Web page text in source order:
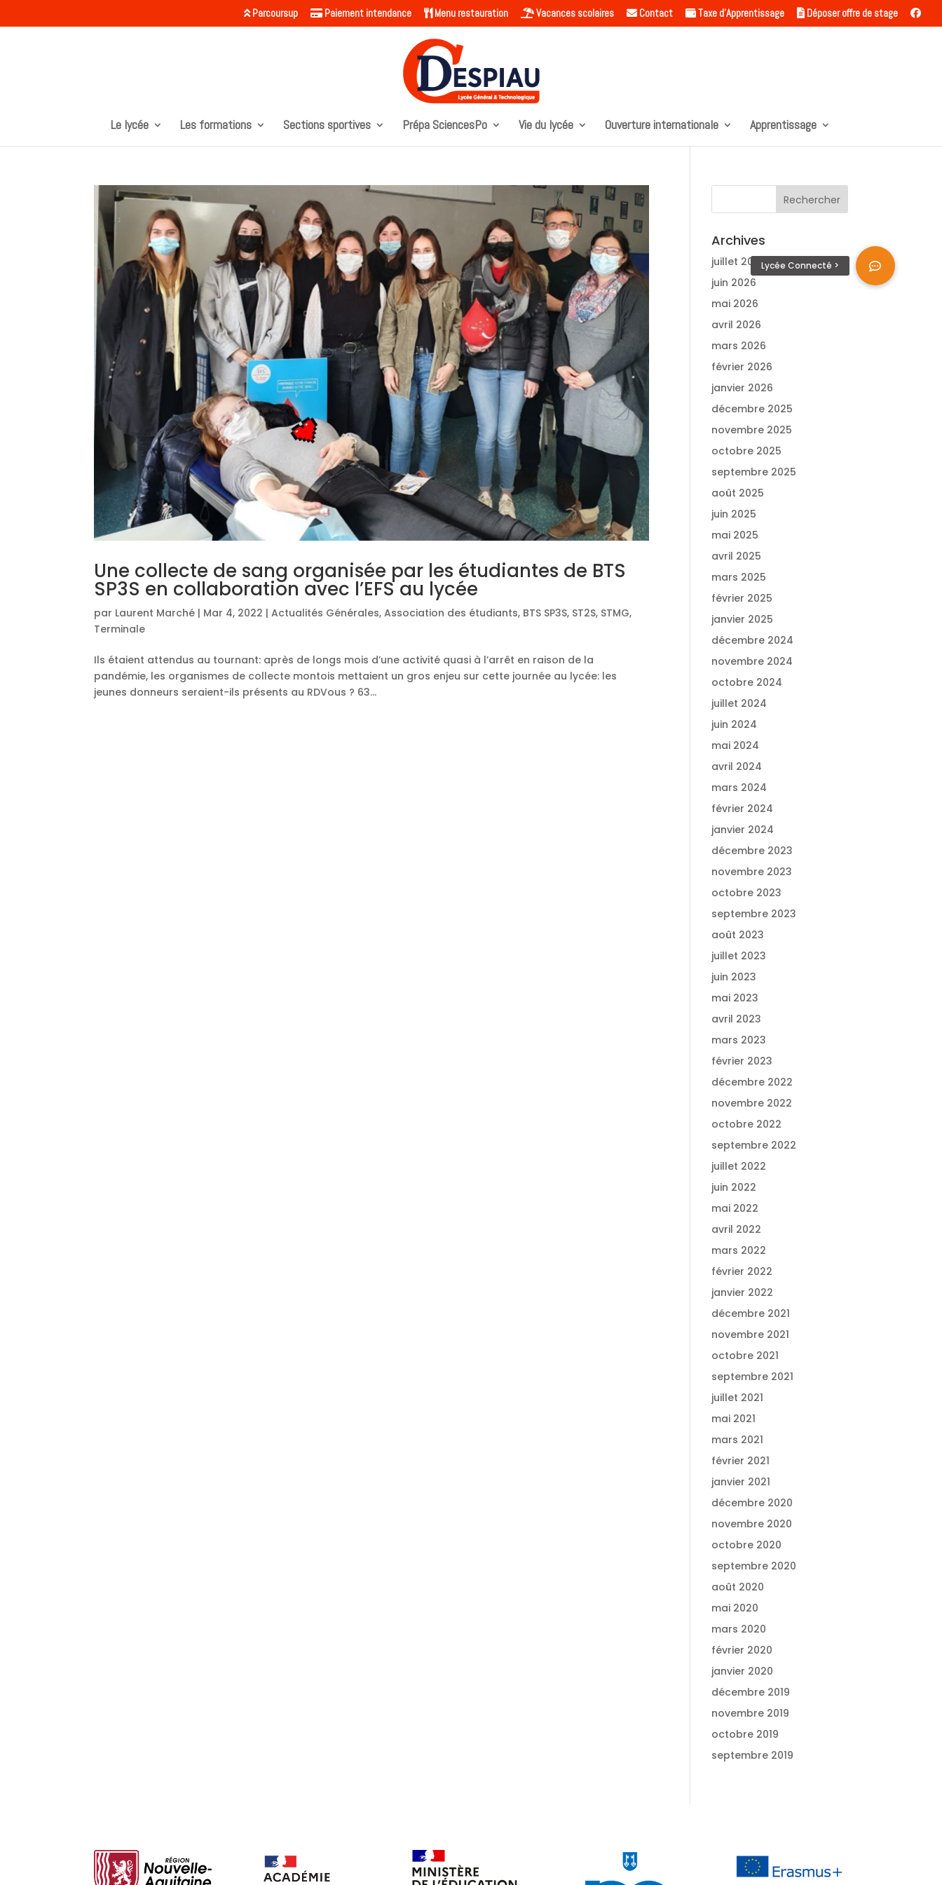
Parcoursup Paiement intendance Menu restauration Vacances scolaires Contact Taxe d’Apprentissage Déposer offre de stage
Le lycée Les formations Sections sportives Prépa SciencesPo Vie du lycée Ouverture internationale Apprentissage
Une collecte de sang organisée par les étudiantes de BTS
SP3S en collaboration avec l’EFS au lycée
par Laurent Marché | Mar 4, 2022 |Actualités Générales,Association des étudiants, BTS SP3S, ST2S, STMG,
Terminale
Ils étaient attendus au tournant: après de longs mois d’une activité quasi à l’arrêt en raison de la
pandémie, les organismes de collecte montois mettaient un gros enjeu sur cette journée au lycée: les
jeunes donneurs seraient-ils présents au RDVous ? 63...
Archives
juillet 2026
juin 2026
mai 2026
avril 2026
mars 2026
février 2026
janvier 2026
décembre 2025
novembre 2025
octobre 2025
septembre 2025
août 2025
juin 2025
mai 2025
avril 2025
mars 2025
février 2025
janvier 2025
décembre 2024
novembre 2024
octobre 2024
juillet 2024
juin 2024
mai 2024
avril 2024
mars 2024
février 2024
janvier 2024
décembre 2023
novembre 2023
octobre 2023
septembre 2023
août 2023
juillet 2023
juin 2023
mai 2023
avril 2023
mars 2023
février 2023
décembre 2022
novembre 2022
octobre 2022
septembre 2022
juillet 2022
juin 2022
mai 2022
avril 2022
mars 2022
février 2022
janvier 2022
décembre 2021
novembre 2021
octobre 2021
septembre 2021
juillet 2021
mai 2021
mars 2021
février 2021
janvier 2021
décembre 2020
novembre 2020
octobre 2020
septembre 2020
août 2020
mai 2020
mars 2020
février 2020
janvier 2020
décembre 2019
novembre 2019
octobre 2019
septembre 2019